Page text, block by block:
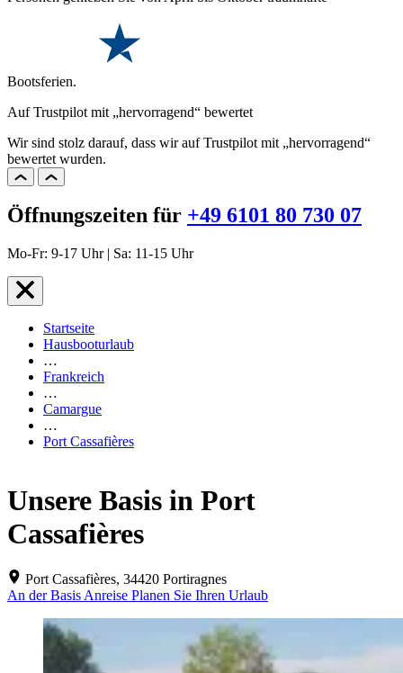
Bootsferien.
Auf Trustpilot mit „hervorragend“ bewertet
Wir sind stolz darauf, dass wir auf Trustpilot mit „hervorragend“
bewertet wurden.
Öffnungszeiten für +49 6101 80 730 07
Mo-Fr: 9-17 Uhr | Sa: 11-15 Uhr
Startseite
Hausbooturlaub
…
Frankreich
…
Camargue
…
Port Cassafières
Unsere Basis in Port
Cassafières
Port Cassafières, 34420 Portiragnes
An der Basis Anreise Planen Sie Ihren Urlaub